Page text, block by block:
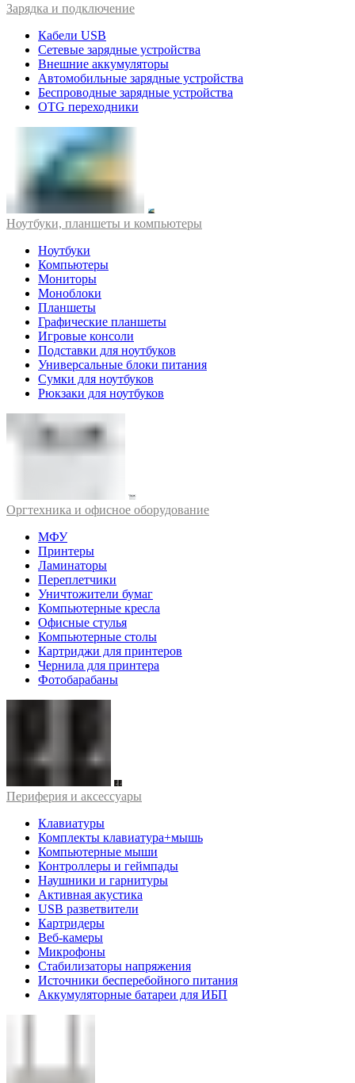
Зарядка и подключение
Кабели USB
Сетевые зарядные устройства
Внешние аккумуляторы
Автомобильные зарядные устройства
Беспроводные зарядные устройства
OTG переходники
Ноутбуки, планшеты и компьютеры
Ноутбуки
Компьютеры
Мониторы
Моноблоки
Планшеты
Графические планшеты
Игровые консоли
Подставки для ноутбуков
Универсальные блоки питания
Сумки для ноутбуков
Рюкзаки для ноутбуков
Оргтехника и офисное оборудование
МФУ
Принтеры
Ламинаторы
Переплетчики
Уничтожители бумаг
Компьютерные кресла
Офисные стулья
Компьютерные столы
Картриджи для принтеров
Чернила для принтера
Фотобарабаны
Периферия и аксессуары
Клавиатуры
Комплекты клавиатура+мышь
Компьютерные мыши
Контроллеры и геймпады
Наушники и гарнитуры
Активная акустика
USB разветвители
Картридеры
Веб-камеры
Микрофоны
Стабилизаторы напряжения
Источники бесперебойного питания
Аккумуляторные батареи для ИБП